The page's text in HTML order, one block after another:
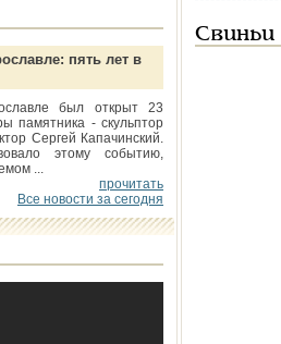
пять лет в
был открыт 23
памятника - скульптор
Сергей Капачинский.
этому событию,
...
прочитать
Все новости за сегодня
Свиньи